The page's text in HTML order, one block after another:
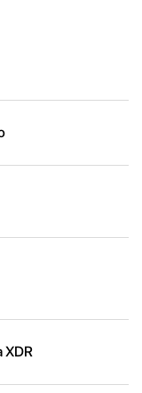
XDR